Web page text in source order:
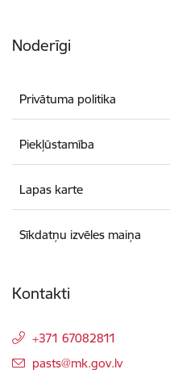
Noderīgi
Privātuma politika
Piekļūstamība
Lapas karte
Sīkdatņu izvēles maiņa
Kontakti
+371 67082811
E-pasts:
pasts@mk.gov.lv